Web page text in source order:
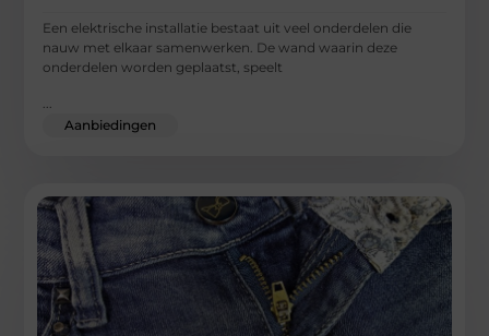
Een elektrische installatie bestaat uit veel onderdelen die
nauw met elkaar samenwerken. De wand waarin deze
onderdelen worden geplaatst, speelt
Aanbiedingen